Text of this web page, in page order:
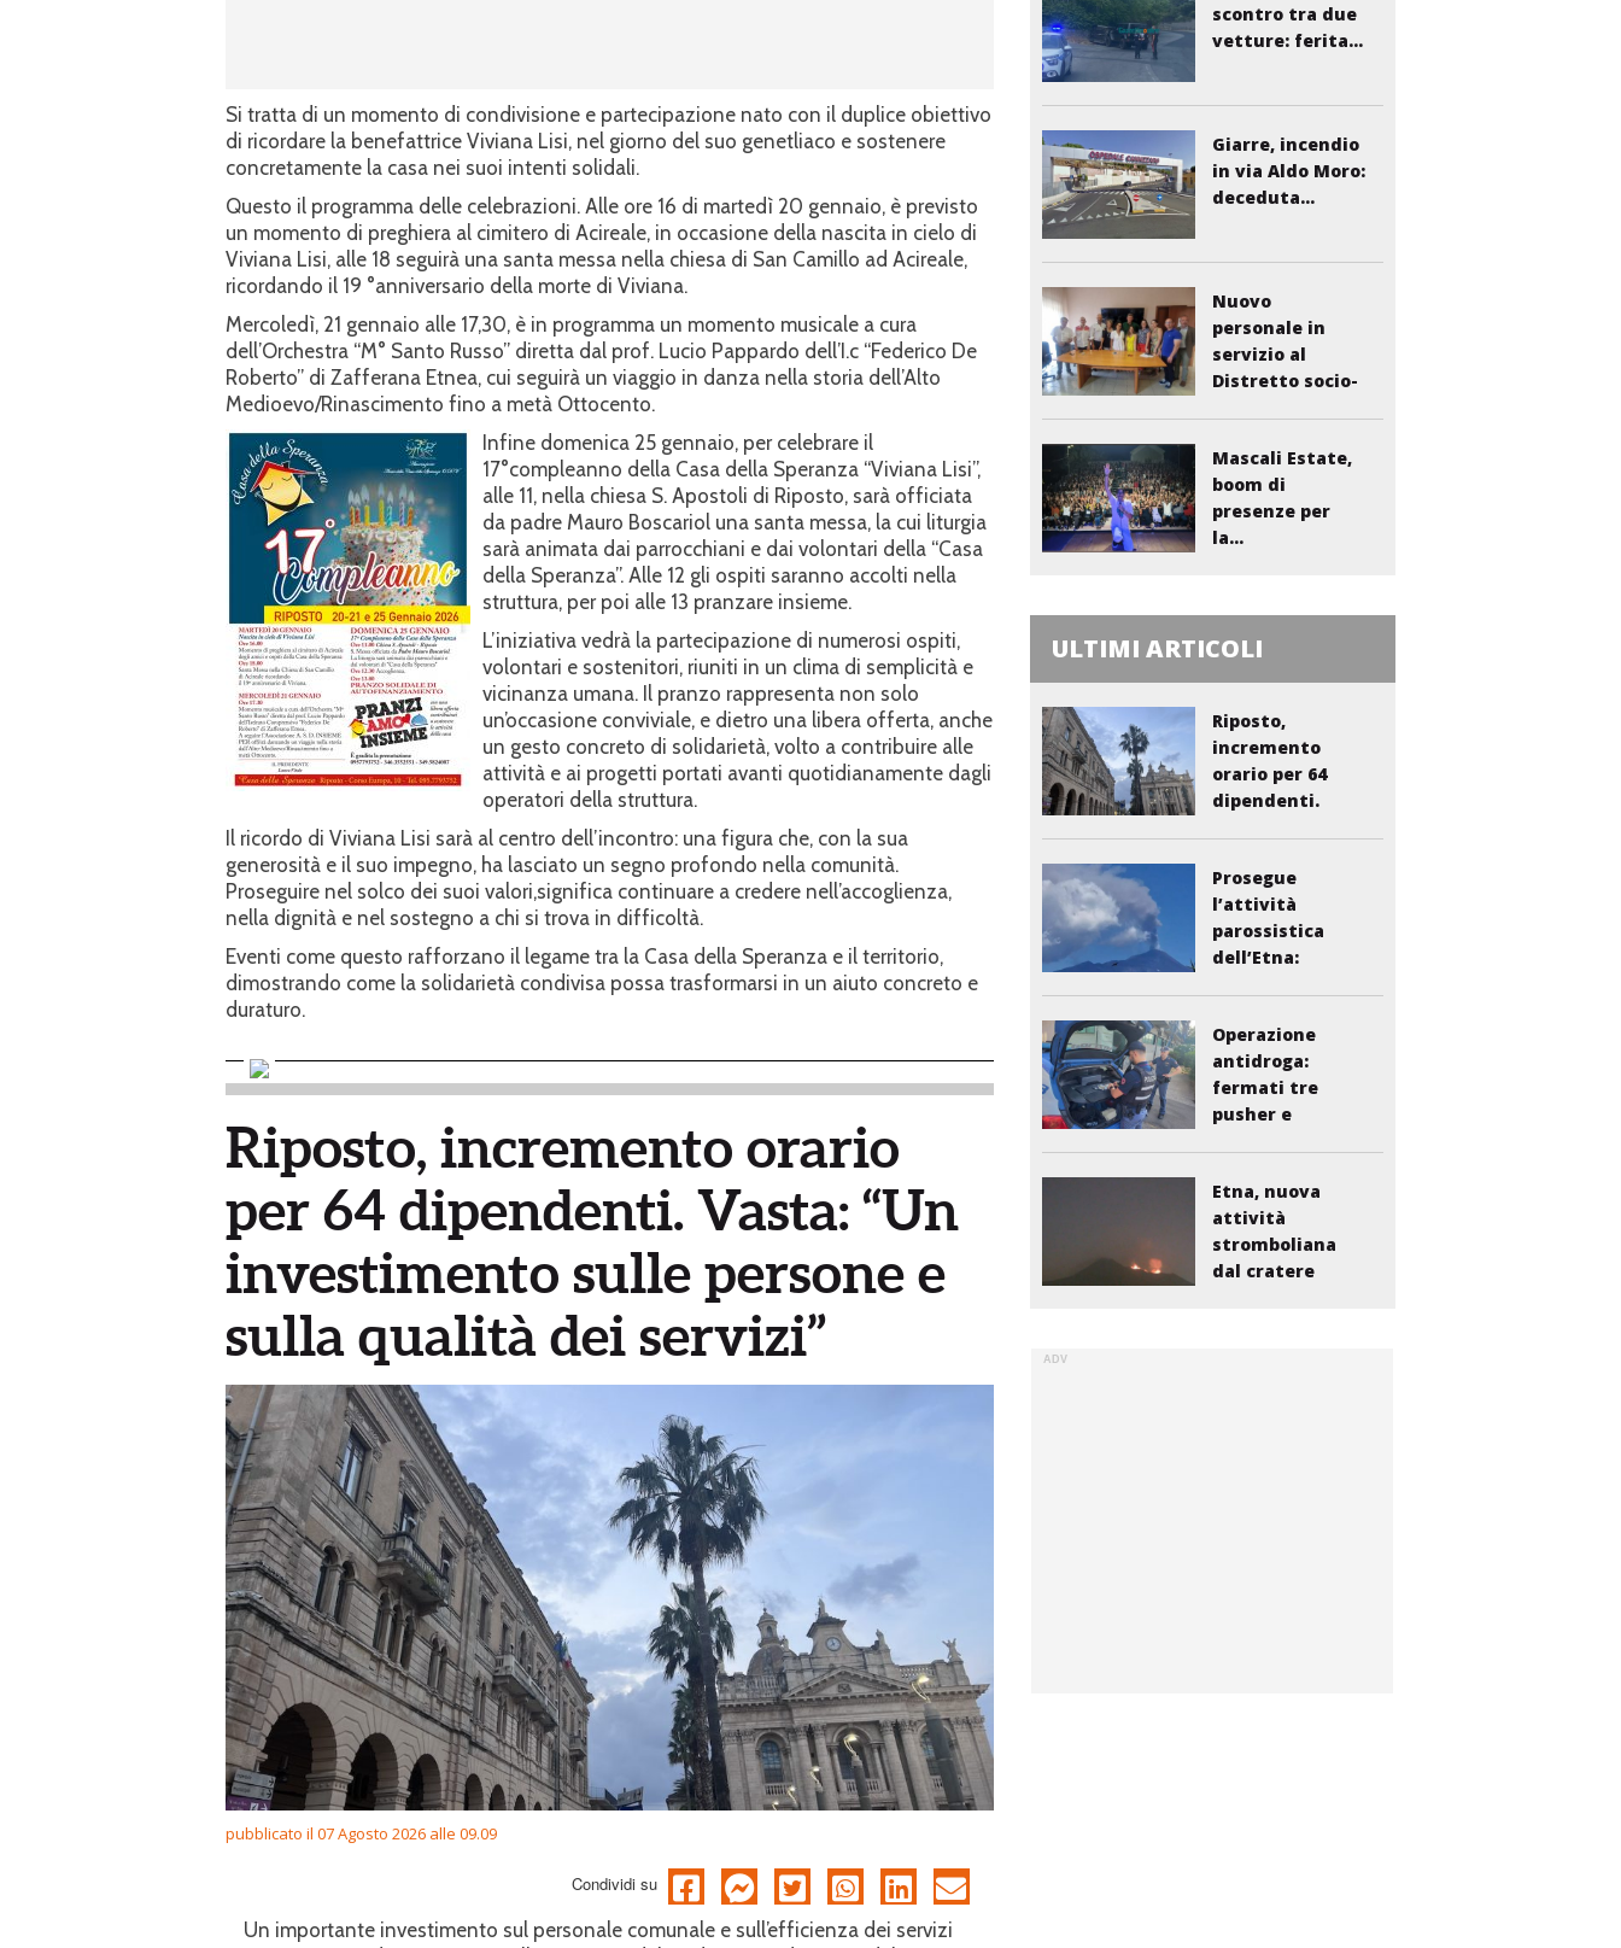
Si tratta di un momento di condivisione e partecipazione nato con il duplice obiettivo
di ricordare la benefattrice Viviana Lisi, nel giorno del suo genetliaco e sostenere
concretamente la casa nei suoi intenti solidali.
Questo il programma delle celebrazioni. Alle ore 16 di martedì 20 gennaio, è previsto
un momento di preghiera al cimitero di Acireale, in occasione della nascita in cielo di
Viviana Lisi, alle 18 seguirà una santa messa nella chiesa di San Camillo ad Acireale,
ricordando il 19 °anniversario della morte di Viviana.
Mercoledì, 21 gennaio alle 17,30, è in programma un momento musicale a cura
dell’Orchestra “M° Santo Russo” diretta dal prof. Lucio Pappardo dell’I.c “Federico De
Roberto” di Zafferana Etnea, cui seguirà un viaggio in danza nella storia dell’Alto
Medioevo/Rinascimento fino a metà Ottocento.
Infine domenica 25 gennaio, per celebrare il
17°compleanno della Casa della Speranza “Viviana Lisi”,
alle 11, nella chiesa S. Apostoli di Riposto, sarà officiata
da padre Mauro Boscariol una santa messa, la cui liturgia
sarà animata dai parrocchiani e dai volontari della “Casa
della Speranza”. Alle 12 gli ospiti saranno accolti nella
struttura, per poi alle 13 pranzare insieme.
L’iniziativa vedrà la partecipazione di numerosi ospiti,
volontari e sostenitori, riuniti in un clima di semplicità e
vicinanza umana. Il pranzo rappresenta non solo
un’occasione conviviale, e dietro una libera offerta, anche
un gesto concreto di solidarietà, volto a contribuire alle
attività e ai progetti portati avanti quotidianamente dagli
operatori della struttura.
Il ricordo di Viviana Lisi sarà al centro dell’incontro: una figura che, con la sua
generosità e il suo impegno, ha lasciato un segno profondo nella comunità.
Proseguire nel solco dei suoi valori,significa continuare a credere nell’accoglienza,
nella dignità e nel sostegno a chi si trova in difficoltà.
Eventi come questo rafforzano il legame tra la Casa della Speranza e il territorio,
dimostrando come la solidarietà condivisa possa trasformarsi in un aiuto concreto e
duraturo.
Riposto, incremento orario
per 64 dipendenti. Vasta: “Un
investimento sulle persone e
sulla qualità dei servizi”
pubblicato il 07 Agosto 2026 alle 09.09
Condividi su
Un importante investimento sul personale comunale e sull’efficienza dei servizi
scontro tra due
vetture: ferita...
Giarre, incendio
in via Aldo Moro:
deceduta...
Nuovo
personale in
servizio al
Distretto socio-
Mascali Estate,
boom di
presenze per
la...
ULTIMI ARTICOLI
Riposto,
incremento
orario per 64
dipendenti.
Prosegue
l’attività
parossistica
dell’Etna:
Operazione
antidroga:
fermati tre
pusher e
Etna, nuova
attività
stromboliana
dal cratere